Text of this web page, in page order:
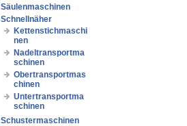
Säulenmaschinen
Schnellnäher
Kettenstichmaschi
nen
Nadeltransportma
schinen
Obertransportmas
chinen
Untertransportma
schinen
Schustermaschinen